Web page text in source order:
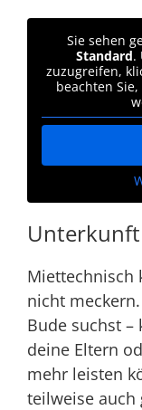
Sie sehen
Standard.
zuzugreifen,
beachten
Miettechnisch
nicht
Bude suchst –
deine Eltern
mehr leisten
teilweise auch